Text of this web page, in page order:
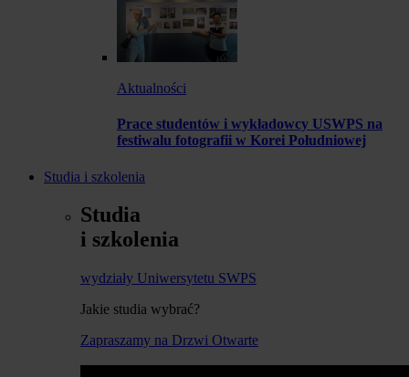
Aktualności
Prace studentów i wykładowcy USWPS na
festiwalu fotografii w Korei Południowej
Studia i szkolenia
Studia
i szkolenia
wydziały Uniwersytetu SWPS
Jakie studia wybrać?
Zapraszamy na Drzwi Otwarte